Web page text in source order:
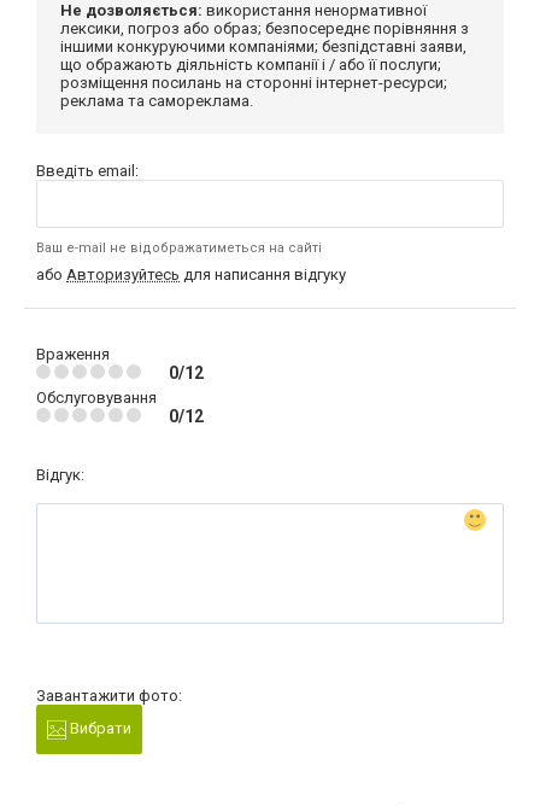
Не дозволяється: використання ненормативної
лексики, погроз або образ; безпосереднє порівняння з
іншими конкуруючими компаніями; безпідставні заяви,
що ображають діяльність компанії і / або її послуги;
розміщення посилань на сторонні інтернет-ресурси;
реклама та самореклама.
Введіть email:
Ваш e-mail не відображатиметься на сайті
або Авторизуйтесь для написання відгуку
Враження
0/12
Обслуговування
0/12
Відгук:
Завантажити фото:
Вибрати